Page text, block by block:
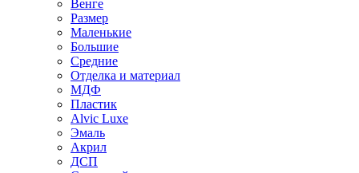
Венге
Размер
Маленькие
Большие
Средние
Отделка и материал
МДФ
Пластик
Alvic Luxe
Эмаль
Акрил
ДСП